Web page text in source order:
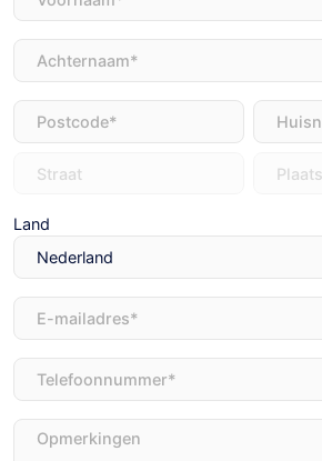
Achternaam
Adres
Land
E-
mailadres(Vereist)
Telefoon
Opmerkingen